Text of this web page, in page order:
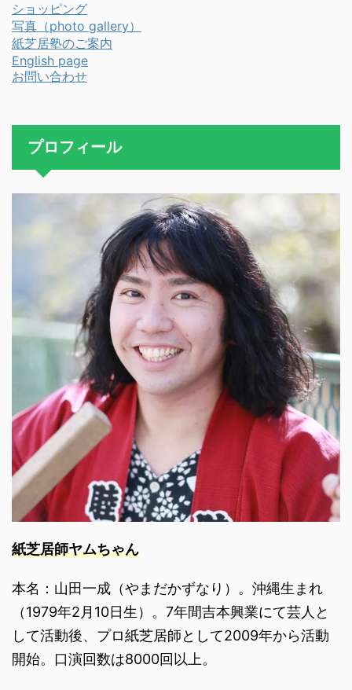
ショッピング
写真（photo gallery）
紙芝居塾のご案内
English page
お問い合わせ
プロフィール
紙芝居師ヤムちゃん
本名：山田一成（やまだかずなり）。沖縄生まれ
（1979年2月10日生）。7年間吉本興業にて芸人と
して活動後、プロ紙芝居師として2009年から活動
開始。口演回数は8000回以上。